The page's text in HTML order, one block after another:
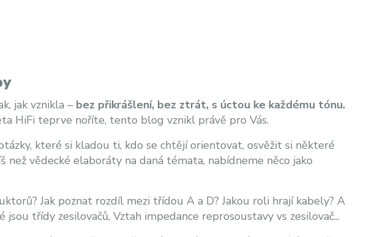
jak vznikla – bez přikrášlení, bez ztrát, s úctou ke každému tónu.
HiFi teprve noříte, tento blog vznikl právě pro Vás.
které si kladou ti, kdo se chtějí orientovat, osvěžit si některé
vědecké elaboráty na daná témata, nabídneme něco jako
Jak poznat rozdíl mezi třídou A a D? Jakou roli hrají kabely? A
jsou třídy zesilovačů, Vztah impedance reprosoustavy vs zesilovač...